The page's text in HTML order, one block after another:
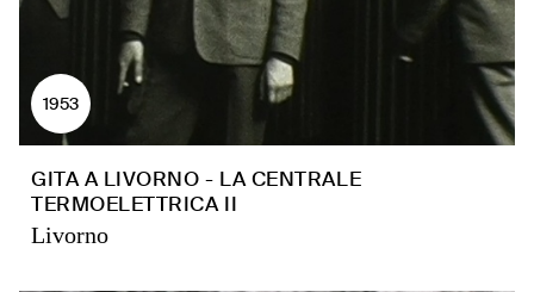
1953
GITA A LIVORNO - LA CENTRALE
TERMOELETTRICA II
Livorno